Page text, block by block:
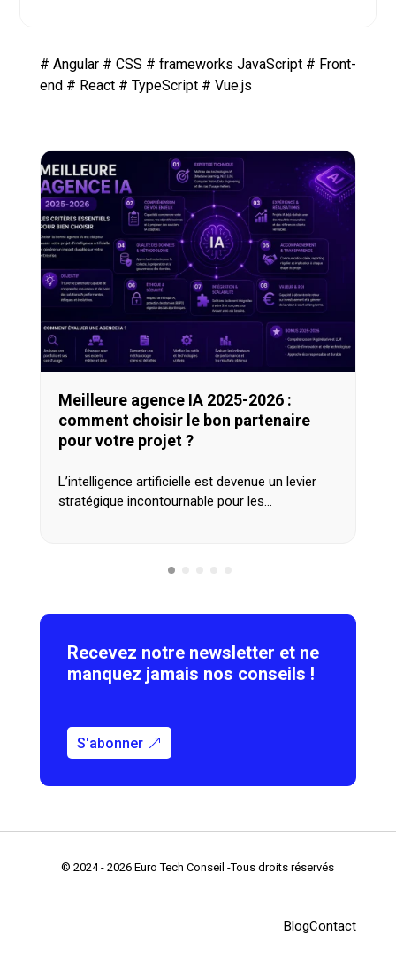
# Angular# CSS # frameworks JavaScript# Front-
end# React# TypeScript# Vue.js
Meilleure agence IA 2025-2026 :
comment choisir le bon partenaire
pour votre projet ?
L’intelligence artificielle est devenue un levier
stratégique incontournable pour les…
Recevez notre newsletter et ne
manquez jamais nos conseils !
S'abonner
© 2024 - 2026 Euro Tech Conseil -Tous droits réservés
BlogContact